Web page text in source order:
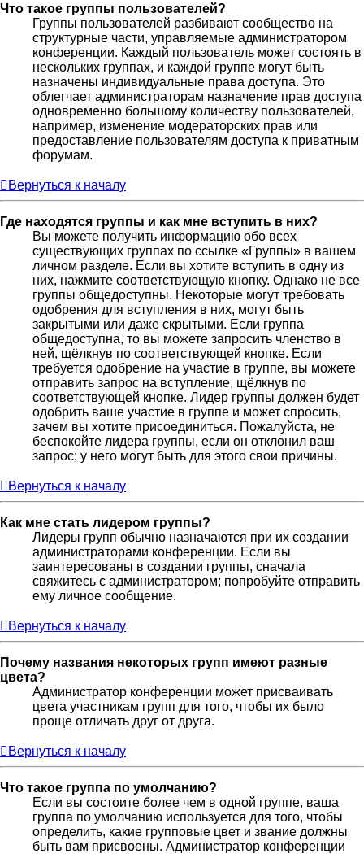
Что такое группы пользователей?
Группы пользователей разбивают сообщество на
структурные части, управляемые администратором
конференции. Каждый пользователь может состоять в
нескольких группах, и каждой группе могут быть
назначены индивидуальные права доступа. Это
облегчает администраторам назначение прав доступа
одновременно большому количеству пользователей,
например, изменение модераторских прав или
предоставление пользователям доступа к приватным
форумам.
Вернуться к началу
Где находятся группы и как мне вступить в них?
Вы можете получить информацию обо всех
существующих группах по ссылке «Группы» в вашем
личном разделе. Если вы хотите вступить в одну из
них, нажмите соответствующую кнопку. Однако не все
группы общедоступны. Некоторые могут требовать
одобрения для вступления в них, могут быть
закрытыми или даже скрытыми. Если группа
общедоступна, то вы можете запросить членство в
ней, щёлкнув по соответствующей кнопке. Если
требуется одобрение на участие в группе, вы можете
отправить запрос на вступление, щёлкнув по
соответствующей кнопке. Лидер группы должен будет
одобрить ваше участие в группе и может спросить,
зачем вы хотите присоединиться. Пожалуйста, не
беспокойте лидера группы, если он отклонил ваш
запрос; у него могут быть для этого свои причины.
Вернуться к началу
Как мне стать лидером группы?
Лидеры групп обычно назначаются при их создании
администраторами конференции. Если вы
заинтересованы в создании группы, сначала
свяжитесь с администратором; попробуйте отправить
ему личное сообщение.
Вернуться к началу
Почему названия некоторых групп имеют разные
цвета?
Администратор конференции может присваивать
цвета участникам групп для того, чтобы их было
проще отличать друг от друга.
Вернуться к началу
Что такое группа по умолчанию?
Если вы состоите более чем в одной группе, ваша
группа по умолчанию используется для того, чтобы
определить, какие групповые цвет и звание должны
быть вам присвоены. Администратор конференции